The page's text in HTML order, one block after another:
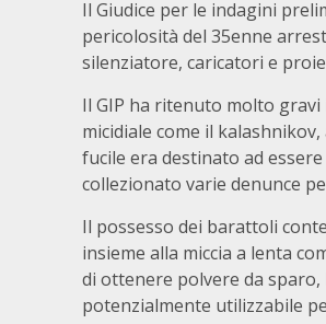
Il Giudice per le indagini
pericolosità del 35enne
silenziatore, caricatori e
Il GIP ha ritenuto molto gravi
micidiale come il
fucile era destinato ad
collezionato varie denunce
Il possesso dei barattoli
insieme alla miccia a lenta
di ottenere polvere da
potenzialmente utilizzabile